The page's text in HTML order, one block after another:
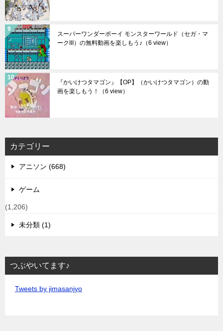
スーパーワンダーボーイ モンスターワールド（セガ・マ
ークIII）の無料動画を楽しもう♪ （6 view）
『かいけつタマゴン』【OP】（かいけつタマゴン）の動
画を楽しもう！
（6 view）
カテゴリー
アニソン (668)
ゲーム
(1,206)
未分類 (1)
つぶやいてます♪
Tweets by jimasanjyo